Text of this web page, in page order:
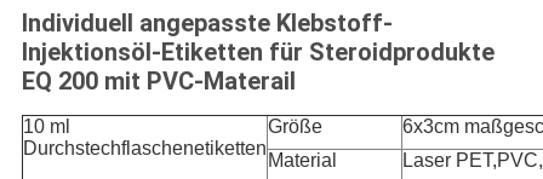
Individuell angepasste Klebstoff-
Injektionsöl-Etiketten für Steroidprodukte
EQ 200 mit PVC-Materail
10 ml
Durchstechflaschenetiketten
Größe
6x3cm
Material
Laser